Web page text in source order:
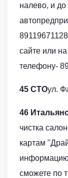
налево, и до
сайте или
телефону-
45 СТОул.
46
чистка
картам
сможете по